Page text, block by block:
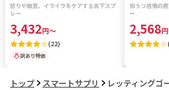
怒りや敵意、イライラをケアする舌下スプ
レー
3,432円～
(22)
訳あり特価
抑うつ感情の
ー
2,568円
(
トップ スマートサプリ レッティングゴ